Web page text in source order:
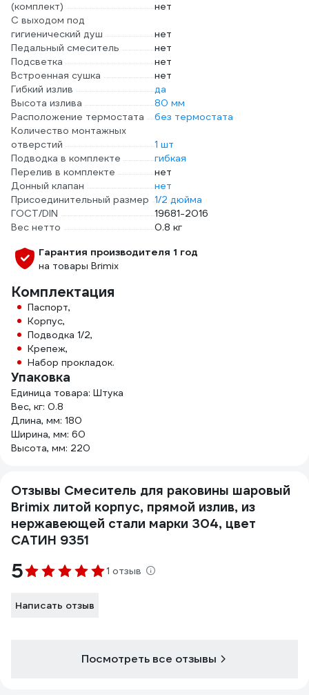
(комплект)
нет
С выходом под
гигиенический душ
нет
Педальный смеситель
нет
Подсветка
нет
Встроенная сушка
нет
Гибкий излив
да
Высота излива
80 мм
Расположение термостата
без термостата
Количество монтажных
отверстий
1 шт
Подводка в комплекте
гибкая
Перелив в комплекте
нет
Донный клапан
нет
Присоединительный размер 1/2 дюйма
ГОСТ/DIN
19681-2016
Вес нетто
0.8 кг
Гарантия производителя 1 год
на товары Brimix
Комплектация
Паспорт,
Корпус,
Подводка 1/2,
Крепеж,
Набор прокладок.
Упаковка
Единица товара: Штука
Вес, кг: 0.8
Длина, мм: 180
Ширина, мм: 60
Высота, мм: 220
Отзывы Смеситель для раковины шаровый
Brimix литой корпус, прямой излив, из
нержавеющей стали марки 304, цвет
САТИН 9351
5 1 отзыв
Написать отзыв
Посмотреть все отзывы